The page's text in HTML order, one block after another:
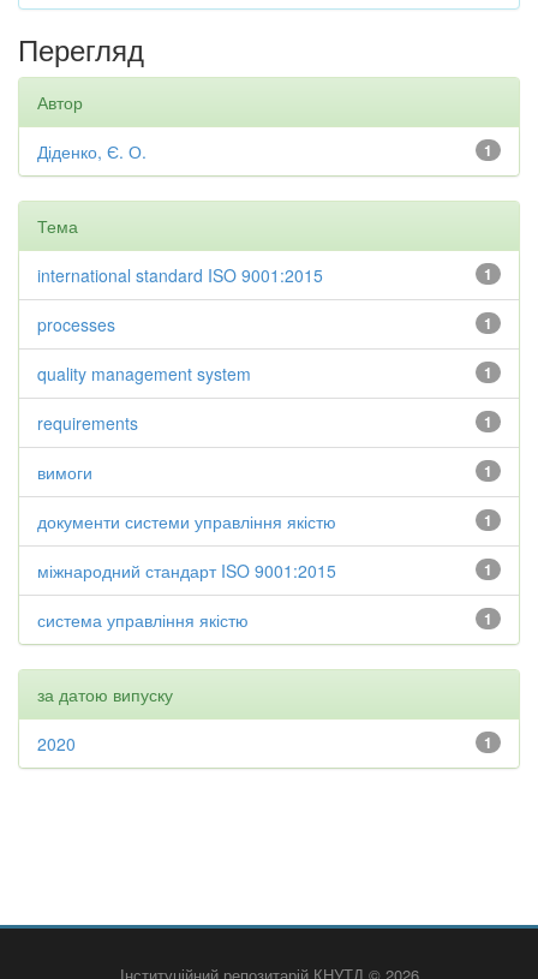
Перегляд
Автор
1
Діденко, Є. О.
Тема
1
international standard ISO 9001:2015
1
processes
1
quality management system
1
requirements
1
вимоги
1
документи системи управління якістю
1
міжнародний стандарт ISO 9001:2015
1
система управління якістю
за датою випуску
1
2020